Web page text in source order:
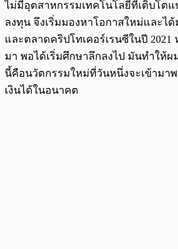
ไม่มีอุตสาหกรรมเทคโนโลยีที่เติบโต
ลงทุน จึงเริ่มมองหาโอกาสใหม่และได้
และตลาดคริปโทเคอร์เรนซีในปี 2021
มา พอได้เริ่มศึกษาลึกลงไป มันทำให้ผ
นี้คือนวัตกรรมใหม่ที่วันหนึ่งจะเข้ามา
เงินได้ในอนาคต